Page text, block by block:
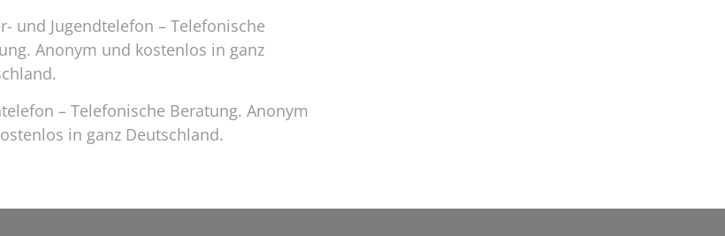
und Jugendtelefon – Telefonische
Anonym und kostenlos in ganz
– Telefonische Beratung. Anonym
in ganz Deutschland.